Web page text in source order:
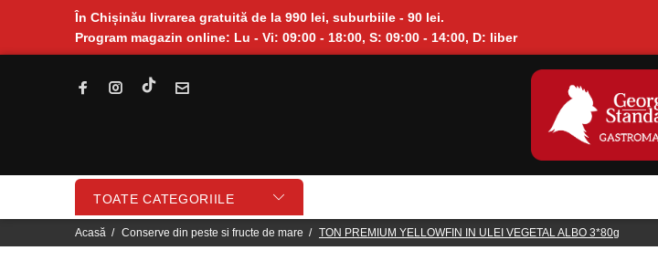
În Chișinău livrarea gratuită de la 990 lei, suburbiile - 90 lei.
Program magazin online: Lu - Vi: 09:00 - 18:00, S: 09:00 - 14:00, D: liber
TOATE CATEGORIILE
Acasă Conserve din peste si fructe de mare TON PREMIUM YELLOWFIN IN ULEI VEGETAL ALBO 3*80g